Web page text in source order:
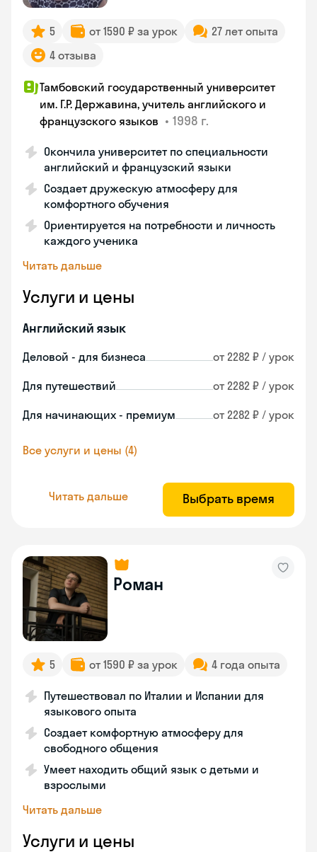
5 от 1590 ₽ за урок
27 лет опыта
4 отзыва
Тамбовский государственный университет
им. Г.Р. Державина, учитель английского и
французского языков • 1998 г.
Окончила университет по специальности
английский и французский языки
Создает дружескую атмосферу для
комфортного обучения
Ориентируется на потребности и личность
каждого ученика
Читать дальше
Услуги и цены
Английский язык
Деловой - для бизнеса от 2282 ₽ / урок
Для путешествий от 2282 ₽ / урок
Для начинающих - премиум от 2282 ₽ / урок
Все услуги и цены (4)
Читать дальше Выбрать время
Роман
5 от 1590 ₽ за урок 4 года опыта
Путешествовал по Италии и Испании для
языкового опыта
Создает комфортную атмосферу для
свободного общения
Умеет находить общий язык с детьми и
взрослыми
Читать дальше
Услуги и цены